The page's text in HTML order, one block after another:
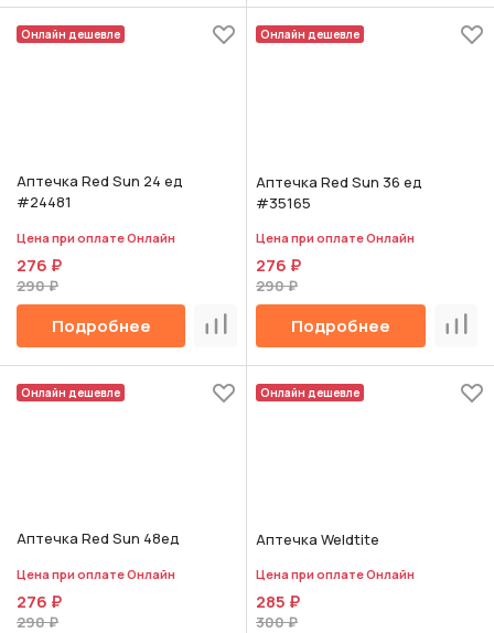
Онлайн дешевле
Аптечка Red Sun 24 ед
#24481
Цена при оплате Онлайн
276 ₽
290 ₽
Подробнее Сравнить
Онлайн дешевле
Аптечка Red Sun 36 ед
#35165
Цена при оплате Онлайн
276 ₽
290 ₽
Подробнее
Онлайн дешевле
Аптечка Red Sun 48ед
Цена при оплате Онлайн
276 ₽
290 ₽
Онлайн дешевле
Аптечка Weldtite
Цена при оплате Онлайн
285 ₽
300 ₽